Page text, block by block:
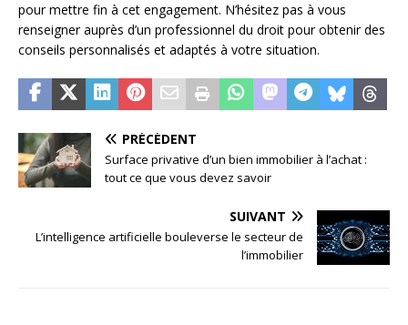
pour mettre fin à cet engagement. N’hésitez pas à vous
renseigner auprès d’un professionnel du droit pour obtenir des
conseils personnalisés et adaptés à votre situation.
PRÉCÉDENT
Surface privative d’un bien immobilier à l’achat :
tout ce que vous devez savoir
SUIVANT
L’intelligence artificielle bouleverse le secteur de
l’immobilier